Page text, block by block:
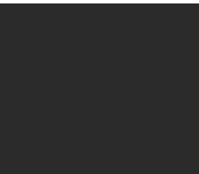
Sabor